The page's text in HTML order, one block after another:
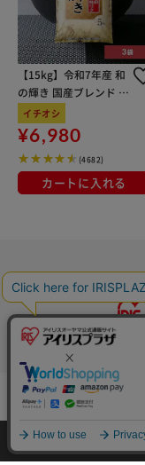
在庫切れ mail_outline入
【15kg】令和7年産 和
の輝き 国産ブレンド 5
kg×3袋
イチオシ
¥6,980
(4682)
カートに入れる
特定商取
HOME 探す